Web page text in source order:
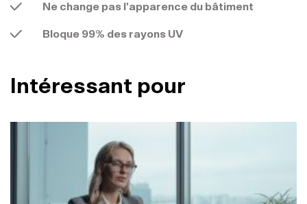
Ne change pas l'apparence du bâtiment
Bloque 99% des rayons UV
Intéressant pour